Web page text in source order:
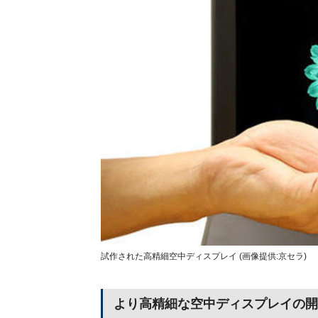
試作された高精細空中ディスプレイ (画像提供:京セラ)
より高精細な空中ディスプレイの